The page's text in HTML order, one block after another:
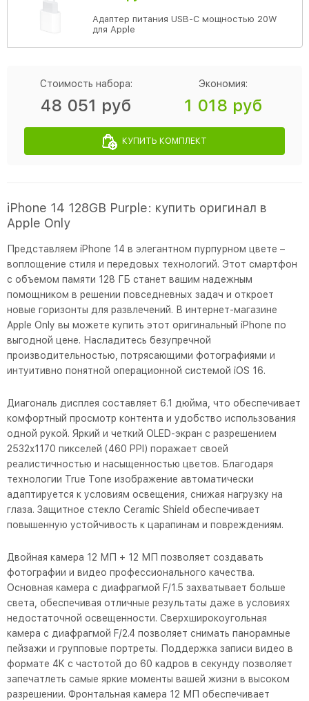
Адаптер питания USB-C мощностью 20W
для Apple
Стоимость набора:
48 051 руб
Экономия:
1 018 руб
КУПИТЬ КОМПЛЕКТ
iPhone 14 128GB Purple: купить оригинал в
Apple Only
Представляем iPhone 14 в элегантном пурпурном цвете –
воплощение стиля и передовых технологий. Этот смартфон
с объемом памяти 128 ГБ станет вашим надежным
помощником в решении повседневных задач и откроет
новые горизонты для развлечений. В интернет-магазине
Apple Only вы можете купить этот оригинальный iPhone по
выгодной цене. Насладитесь безупречной
производительностью, потрясающими фотографиями и
интуитивно понятной операционной системой iOS 16.
Диагональ дисплея составляет 6.1 дюйма, что обеспечивает
комфортный просмотр контента и удобство использования
одной рукой. Яркий и четкий OLED-экран с разрешением
2532x1170 пикселей (460 PPI) поражает своей
реалистичностью и насыщенностью цветов. Благодаря
технологии True Tone изображение автоматически
адаптируется к условиям освещения, снижая нагрузку на
глаза. Защитное стекло Ceramic Shield обеспечивает
повышенную устойчивость к царапинам и повреждениям.
Двойная камера 12 МП + 12 МП позволяет создавать
фотографии и видео профессионального качества.
Основная камера с диафрагмой F/1.5 захватывает больше
света, обеспечивая отличные результаты даже в условиях
недостаточной освещенности. Сверхширокоугольная
камера с диафрагмой F/2.4 позволяет снимать панорамные
пейзажи и групповые портреты. Поддержка записи видео в
формате 4K с частотой до 60 кадров в секунду позволяет
запечатлеть самые яркие моменты вашей жизни в высоком
разрешении. Фронтальная камера 12 МП обеспечивает